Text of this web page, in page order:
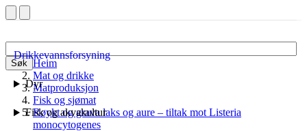
Søk
Drikkevannsforsyning
Dyr
Fisk og akvakultur
Heim
Mat og drikke
Matproduksjon
Fisk og sjømat
Røykt og grava laks og aure – tiltak mot Listeria
monocytogenes